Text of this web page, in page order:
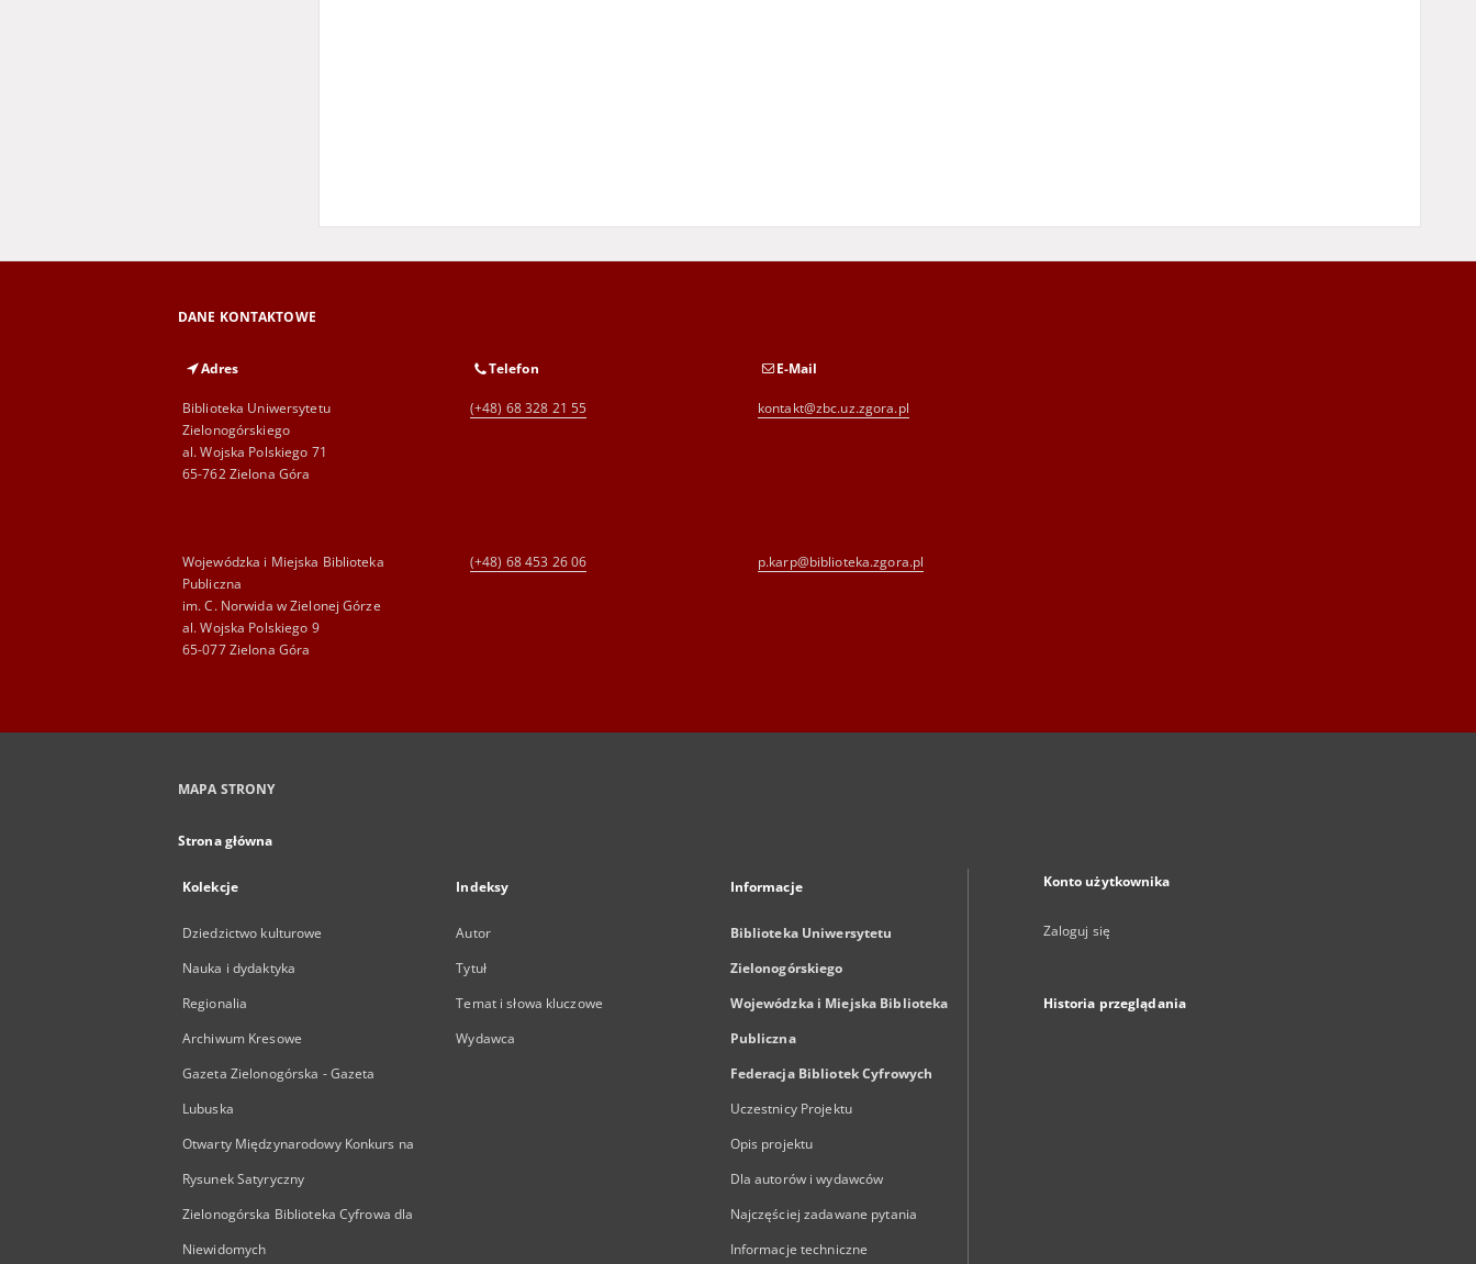
DANE KONTAKTOWE
Adres
Biblioteka Uniwersytetu
Zielonogórskiego
al. Wojska Polskiego 71
65-762 Zielona Góra
Telefon
(+48) 68 328 21 55
E-Mail
kontakt@zbc.uz.zgora.pl
Wojewódzka i Miejska Biblioteka
Publiczna
im. C. Norwida w Zielonej Górze
al. Wojska Polskiego 9
65-077 Zielona Góra
(+48) 68 453 26 06 p.karp@biblioteka.zgora.pl
MAPA STRONY
Strona główna
Kolekcje
Dziedzictwo kulturowe
Nauka i dydaktyka
Regionalia
Archiwum Kresowe
Gazeta Zielonogórska - Gazeta
Lubuska
Otwarty Międzynarodowy Konkurs na
Rysunek Satyryczny
Zielonogórska Biblioteka Cyfrowa dla
Niewidomych
Indeksy
Autor
Tytuł
Temat i słowa kluczowe
Wydawca
Informacje
Biblioteka Uniwersytetu
Zielonogórskiego
Wojewódzka i Miejska Biblioteka
Publiczna
Federacja Bibliotek Cyfrowych
Uczestnicy Projektu
Opis projektu
Dla autorów i wydawców
Najczęściej zadawane pytania
Informacje techniczne
Konto użytkownika
Zaloguj się
Historia przeglądania